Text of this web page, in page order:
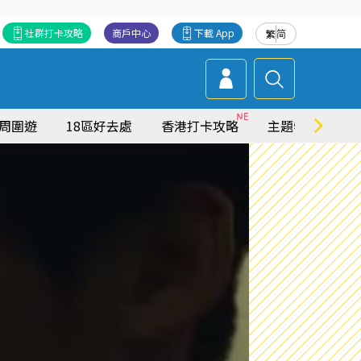
繁简
下載 App
商戶中心
社群打卡攻略
圍遊 18區好去處 香港打卡攻略 主題特集